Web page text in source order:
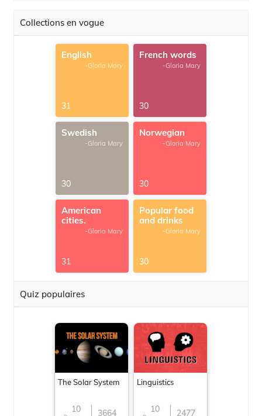
Collections en vogue
English
-Gloria Mary
31
French words
-Gloria Mary
30
Swedish
-Gloria Mary
30
Norwegian
-Gloria Mary
30
American
cities.
-Gloria Mary
31
Popular food
and drinks
-Gloria Mary
30
Quiz populaires
The Solar System
10 3664
Linguistics
10 2477